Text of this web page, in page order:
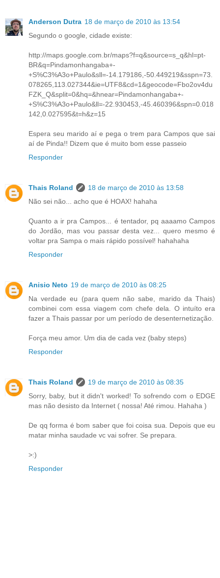
Anderson Dutra 18 de março de 2010 às 13:54
Segundo o google, cidade existe:
http://maps.google.com.br/maps?f=q&source=s_q&hl=pt-
BR&q=Pindamonhangaba+-
+S%C3%A3o+Paulo&sll=-14.179186,-50.449219&sspn=73.
078265,113.027344&ie=UTF8&cd=1&geocode=Fbo2ov4du
FZK_Q&split=0&hq=&hnear=Pindamonhangaba+-
+S%C3%A3o+Paulo&ll=-22.930453,-45.460396&spn=0.018
142,0.027595&t=h&z=15
Espera seu marido aí e pega o trem para Campos que sai
aí de Pinda!! Dizem que é muito bom esse passeio
Responder
Thais Roland
18 de março de 2010 às 13:58
Não sei não... acho que é HOAX! hahaha
Quanto a ir pra Campos... é tentador, pq aaaamo Campos
do Jordão, mas vou passar desta vez... quero mesmo é
voltar pra Sampa o mais rápido possível! hahahaha
Responder
Anisio Neto 19 de março de 2010 às 08:25
Na verdade eu (para quem não sabe, marido da Thais)
combinei com essa viagem com chefe dela. O intuíto era
fazer a Thais passar por um período de desenternetização.
Força meu amor. Um dia de cada vez (baby steps)
Responder
Thais Roland
19 de março de 2010 às 08:35
Sorry, baby, but it didn't worked! To sofrendo com o EDGE
mas não desisto da Internet ( nossa! Até rimou. Hahaha )
De qq forma é bom saber que foi coisa sua. Depois que eu
matar minha saudade vc vai sofrer. Se prepara.
>:)
Responder